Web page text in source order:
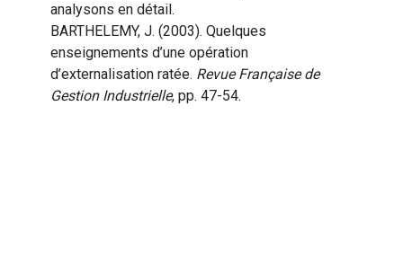
analysons en détail.
BARTHELEMY, J. (2003). Quelques
enseignements d’une opération
d’externalisation ratée. Revue Française de
Gestion Industrielle, pp. 47-54.